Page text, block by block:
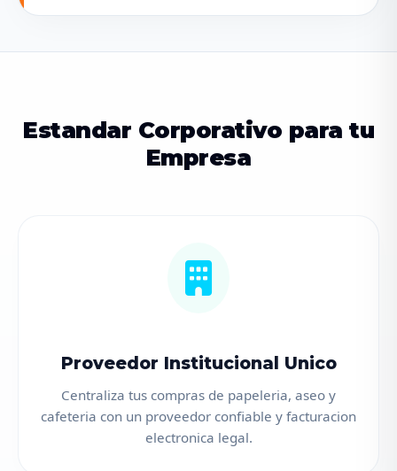
Estandar Corporativo para tu
Empresa
Proveedor Institucional Unico
Centraliza tus compras de papeleria, aseo y
cafeteria con un proveedor confiable y facturacion
electronica legal.